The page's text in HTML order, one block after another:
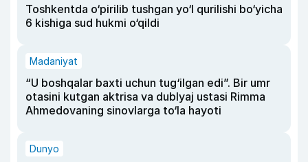
Toshkentda o‘pirilib tushgan yo‘l qurilishi bo‘yicha
6 kishiga sud hukmi o‘qildi
Madaniyat
“U boshqalar baxti uchun tug‘ilgan edi”. Bir umr
otasini kutgan aktrisa va dublyaj ustasi Rimma
Ahmedovaning sinovlarga to‘la hayoti
Dunyo